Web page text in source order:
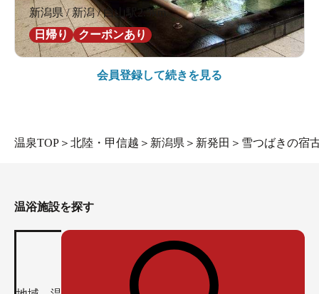
新潟県 / 新潟 / 白山駅2.5km
日帰り
クーポンあり
会員登録して続きを見る
温泉TOP ＞ 北陸・甲信越 ＞ 新潟県 ＞ 新発田 ＞ 雪つばきの宿
温浴施設を探す